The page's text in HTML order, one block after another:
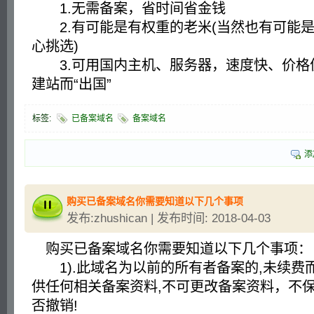
1.无需备案，省时间省金钱
2.有可能是有权重的老米(当然也有可能是
心挑选)
3.可用国内主机、服务器，速度快、价格
建站而“出国”
标签: 已备案域名 备案域名
购买已备案域名你需要知道以下几个事项
发布:zhushican | 发布时间: 2018-04-03
购买已备案域名你需要知道以下几个事项：
1).此域名为以前的所有者备案的,未续费
供任何相关备案资料,不可更改备案资料，不
否撤销!